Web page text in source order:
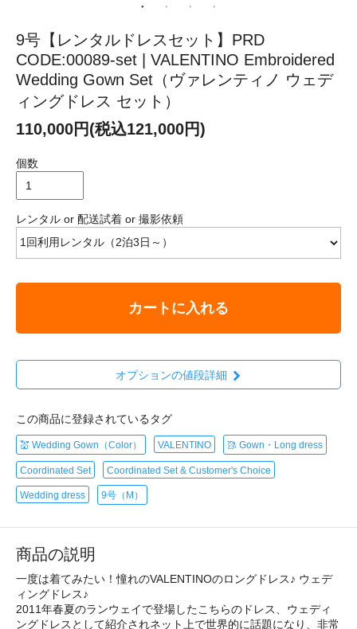
9号【レンタルドレスセット】PRD
CODE:00089-set | VALENTINO Embroidered
Wedding Gown Set（ヴァレンティノ ウェデ
ィングドレス セット）
110,000円(税込121,000円)
個数
レンタル or 配送試着 or 撮影依頼
カートに入れる
オプションの値段詳細
この商品に登録されているタグ
💒 Wedding Gown（Color） VALENTINO 🥻 Gown・Long dress
Coordinated Set Coordinated Set & Customer's Choice
Wedding dress 9号（M）
商品の説明
一度は着てみたい！憧れのVALENTINOのロングドレス♪ ウェデ
ィングドレス♪
2011年春夏のランウェイで登場したこちらのドレス、ウェディ
ングドレスとして紹介されネット上で世界的に話題になり、非常